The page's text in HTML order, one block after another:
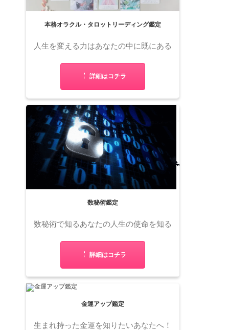
本格オラクル・タロットリーディング鑑定
人生を変える力はあなたの中に既にある
詳細はコチラ
数秘術鑑定
数秘術で知るあなたの人生の使命を知る
詳細はコチラ
金運アップ鑑定
生まれ持った金運を知りたいあなたへ！